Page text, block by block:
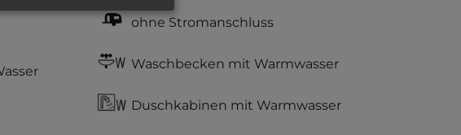
ohne Stromanschluss
Waschbecken mit Warmwasser
Duschkabinen mit Warmwasser